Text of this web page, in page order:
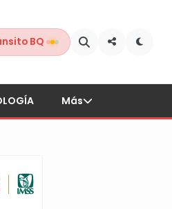
BQ
Más